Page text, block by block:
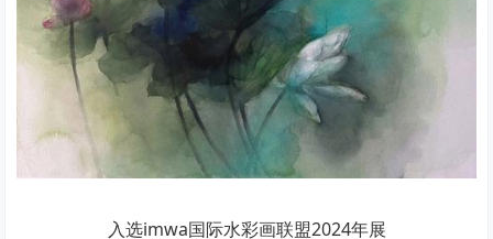
入选imwa国际水彩画联盟2024年展